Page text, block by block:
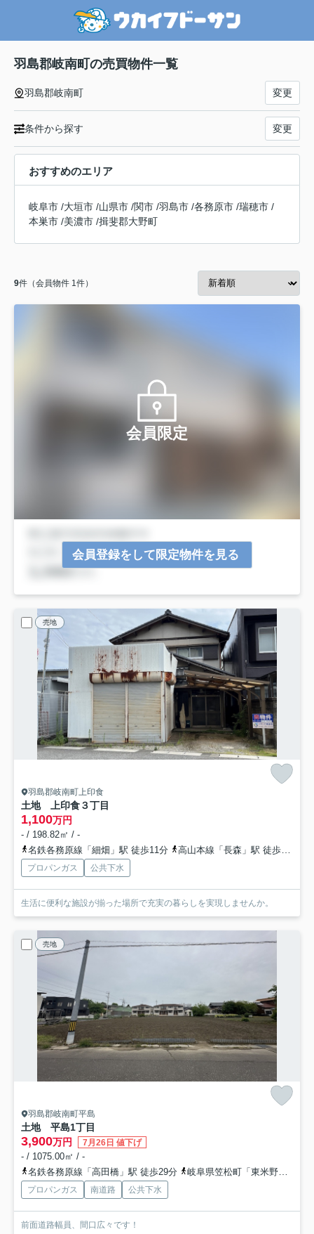
羽島郡岐南町の売買物件一覧
羽島郡岐南町 変更
条件から探す 変更
おすすめのエリア
岐阜市 /大垣市 /山県市 /関市 /羽島市 /各務原市 /瑞穂市 /
本巣市 /美濃市 /揖斐郡大野町
9件（会員物件 1件）
会員限定
会員登録をして限定物件を見る
売地
羽島郡岐南町上印食
土地 上印食３丁目
1,100万円
- / 198.82㎡ / -
名鉄各務原線「細畑」駅 徒歩11分
高山本線「長森」駅 徒歩23分
プロパンガス 公共下水
生活に便利な施設が揃った場所で充実の暮らしを実現しませんか。
売地
羽島郡岐南町平島
土地 平島1丁目
3,900万円 7月26日 値下げ
- / 1075.00㎡ / -
名鉄各務原線「高田橋」駅 徒歩29分
岐阜県笠松町「東米野」バス停下車 徒歩5分
プロパンガス 南道路 公共下水
前面道路幅員、間口広々です！